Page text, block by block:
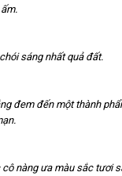
sáng nhất quả đất.
đem đến một thành
nàng ưa màu sắc tươi